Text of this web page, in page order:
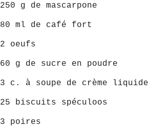
250 g de mascarpone
80 ml de café fort
2 oeufs
60 g de sucre en poudre
3 c. à soupe de crème liquide
25 biscuits spéculoos
3 poires